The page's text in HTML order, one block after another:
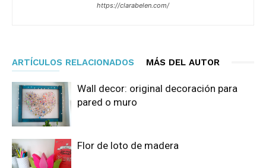
https://clarabelen.com/
ARTÍCULOS RELACIONADOS MÁS DEL AUTOR
Wall decor: original decoración para
pared o muro
Flor de loto de madera